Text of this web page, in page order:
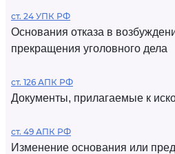
ст. 24 УПК РФ
Основания отказа в
прекращения уголовного дела
ст. 126 АПК РФ
Документы, прилагаемые к
ст. 49 АПК РФ
Изменение основания или